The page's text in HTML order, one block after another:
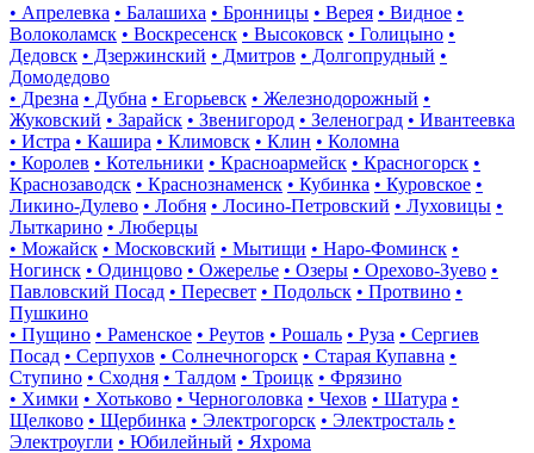
• Апрелевка • Балашиха • Бронницы • Верея • Видное •
Волоколамск • Воскресенск • Высоковск • Голицыно •
Дедовск • Дзержинский • Дмитров • Долгопрудный •
Домодедово
• Дрезна • Дубна • Егорьевск • Железнодорожный •
Жуковский • Зарайск • Звенигород • Зеленоград • Ивантеевка
• Истра • Кашира • Климовск • Клин • Коломна
• Королев • Котельники • Красноармейск • Красногорск •
Краснозаводск • Краснознаменск • Кубинка • Куровское •
Ликино-Дулево • Лобня • Лосино-Петровский • Луховицы •
Лыткарино • Люберцы
• Можайск • Московский • Мытищи • Наро-Фоминск •
Ногинск • Одинцово • Ожерелье • Озеры • Орехово-Зуево •
Павловский Посад • Пересвет • Подольск • Протвино •
Пушкино
• Пущино • Раменское • Реутов • Рошаль • Руза • Сергиев
Посад • Серпухов • Солнечногорск • Старая Купавна •
Ступино • Сходня • Талдом • Троицк • Фрязино
• Химки • Хотьково • Черноголовка • Чехов • Шатура •
Щелково • Щербинка • Электрогорск • Электросталь •
Электроугли • Юбилейный • Яхрома